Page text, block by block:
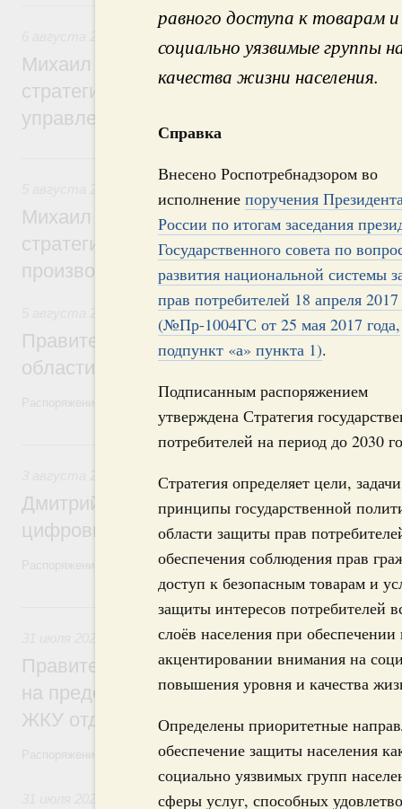
равного доступа к товарам
социально уязвимые группы
качества жизни населения.
Справка
Внесено Роспотребнадзором во
исполнение поручения
России по итогам заседания
Государственного совета по
развития национальной системы
прав потребителей 18 апреля 2017
(№Пр-1004ГС от 25 мая 2017 года,
подпункт «а» пункта 1).
Подписанным распоряжением
утверждена Стратегия
потребителей на период до 2030
Стратегия определяет цели,
принципы государственной
области защиты прав
обеспечения соблюдения прав
доступ к безопасным товарам и
защиты интересов потребителей
слоёв населения при
акцентировании внимания на
повышения уровня и качества
Определены приоритетные
обеспечение защиты населения
социально уязвимых групп
сферы услуг, способных
Михаил Мишустин дал поручения по
стратегической сессии о
управления научно-технологическим
Михаил Мишустин дал поручения по
стратегической сессии, посвящённой
производительности труда
Национальный проект «Экологическое
Правительство увеличило объём
области в рамках федерального
Распоряжение от 3 августа 2026 года №2067-р
3 августа, понедельник
Регулирование в сфере торговли.
Дмитрий Григоренко возглавил штаб по
цифровых платформ
Распоряжение от 25 июля 2026 года №1966-р
31 июля, пятница
Социальная поддержка отдельных
Правительство направит регионам
на предоставление мер социальной
ЖКУ отдельным категориям граждан
Распоряжение от 30 июля 2026 года №2032-р
Бюджеты субъектов Федерации.